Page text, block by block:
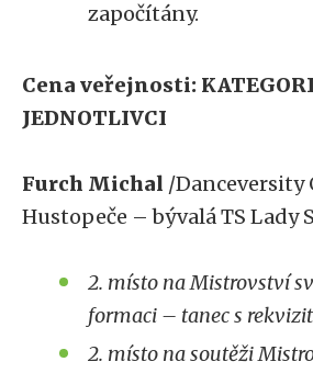
započítány.
Cena veřejnosti:
JEDNOTLIVCI
Furch Michal /Danceversity
Hustopeče – bývalá TS Lady
2. místo na Mistrovství
formaci – tanec s
2. místo na soutěži